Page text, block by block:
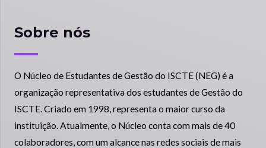
Sobre nós
O Núcleo de Estudantes de Gestão do ISCTE (NEG) é a
organização representativa dos estudantes de Gestão do
ISCTE. Criado em 1998, representa o maior curso da
instituição. Atualmente, o Núcleo conta com mais de 40
colaboradores, com um alcance nas redes sociais de mais